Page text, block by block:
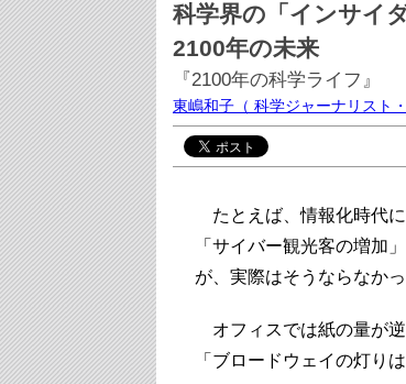
科学界の「インサイ
2100年の未来
『2100年の科学ライフ』
東嶋和子 （ 科学ジャーナリスト
たとえば、情報化時代に
「サイバー観光客の増加
が、実際はそうならなかっ
オフィスでは紙の量が逆
「ブロードウェイの灯り